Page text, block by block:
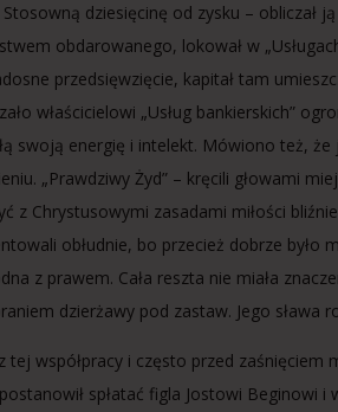
dziesięcinę od zysku – obliczał
obdarowanego, lokował w
przedsięwzięcie, kapitał tam
właścicielowi „Usług bankierskich”
swoją energię i intelekt. Mówiono też, że
„Prawdziwy Żyd” – kręcili głowami
z Chrystusowymi zasadami miłości
obłudnie, bo przecież dobrze było
z prawem. Cała reszta nie miała
dzierżawy pod zastaw. Jego sława
tej współpracy i często przed
spłatać figla Jostowi Beginowi